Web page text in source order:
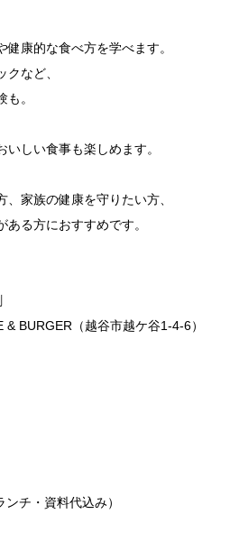
康的な食べ方を学べます。
クなど、
。
しい食事も楽しめます。
家族の健康を守りたい方、
る方におすすめです。
BURGER（越谷市越ケ谷1-4-6）
チ・資料代込み）